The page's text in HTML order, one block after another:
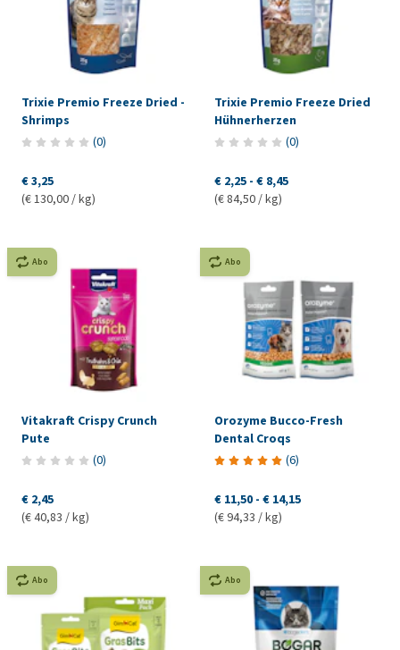
Trixie Premio Freeze Dried -
Shrimps
(0)
€ 3,25
(€ 130,00 / kg)
Trixie Premio Freeze Dried
Hühnerherzen
(0)
€ 2,25 - € 8,45
(€ 84,50 / kg)
Abo
Vitakraft Crispy Crunch
Pute
(0)
€ 2,45
(€ 40,83 / kg)
Abo
Orozyme Bucco-Fresh
Dental Croqs
(6)
€ 11,50 - € 14,15
(€ 94,33 / kg)
Abo Abo